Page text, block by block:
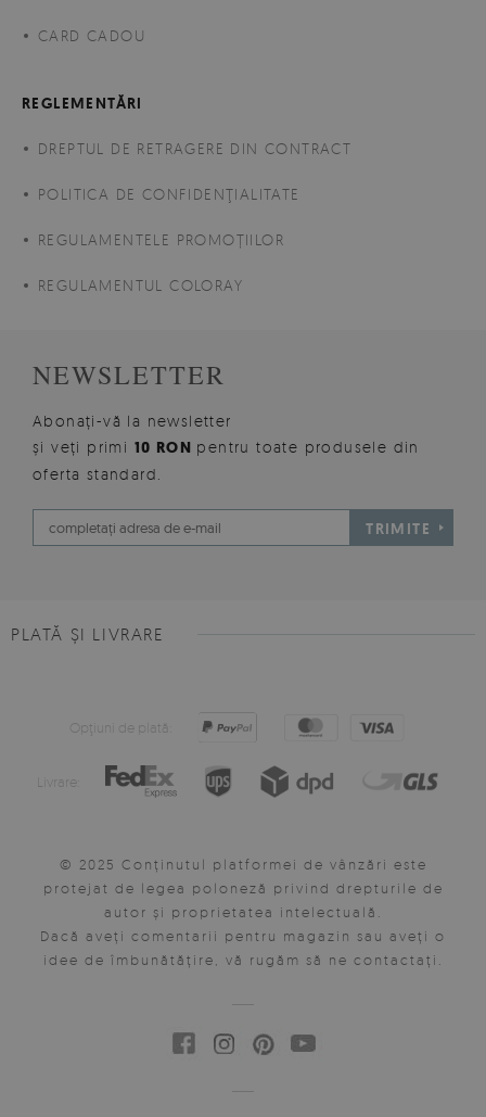
CARD CADOU
REGLEMENTĂRI
DREPTUL DE RETRAGERE DIN CONTRACT
POLITICA DE CONFIDENŢIALITATE
REGULAMENTELE PROMOȚIILOR
REGULAMENTUL COLORAY
NEWSLETTER
Abonați-vă la newsletter
și veți primi 10 RON pentru toate produsele din
oferta standard.
TRIMITE
PLATĂ ȘI LIVRARE
Opţiuni de plată:
Livrare:
© 2025 Conținutul platformei de vânzări este
protejat de legea poloneză privind drepturile de
autor și proprietatea intelectuală.
Dacă aveți comentarii pentru magazin sau aveți o
idee de îmbunătățire, vă rugăm să ne contactați.